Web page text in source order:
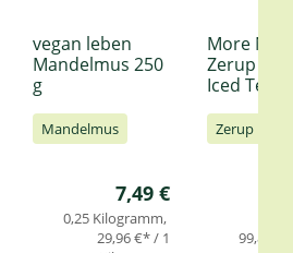
Preis:
vegan leben
Mandelmus 250
g
Mandelmus
Regulärer Preis:
7,49 €
0,25 Kilogramm
29,96 €* / 1
More
Zerup
Iced Tea
Zerup
99,85